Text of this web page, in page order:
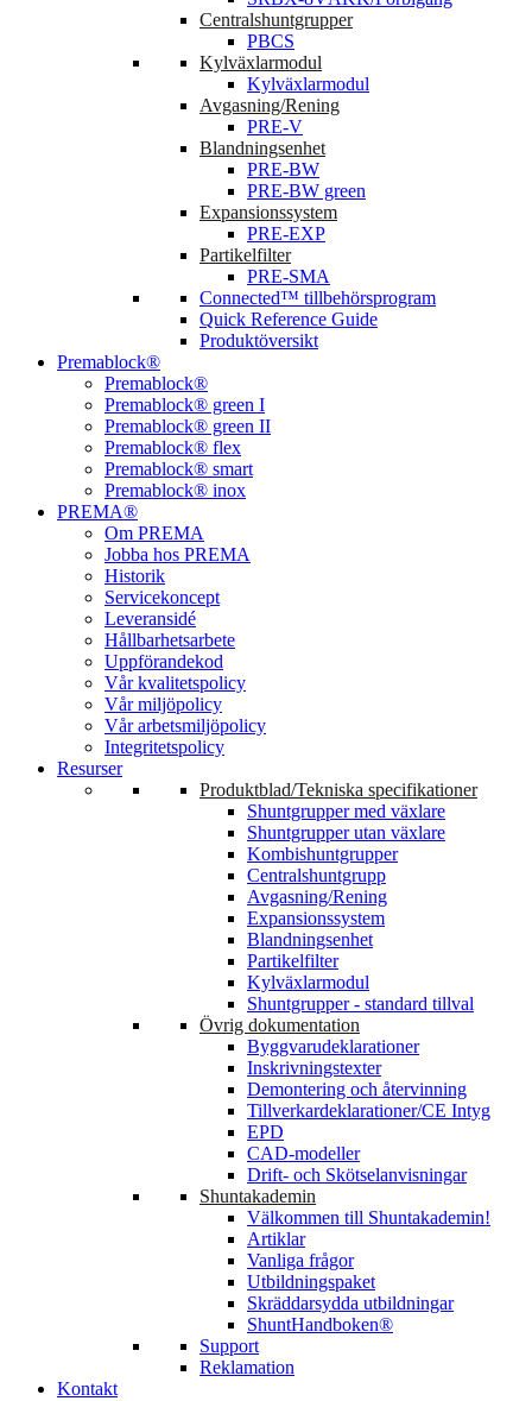
Centralshuntgrupper
PBCS
Kylväxlarmodul
Kylväxlarmodul
Avgasning/Rening
PRE-V
Blandningsenhet
PRE-BW
PRE-BW green
Expansionssystem
PRE-EXP
Partikelfilter
PRE-SMA
Connected™ tillbehörsprogram
Quick Reference Guide
Produktöversikt
Premablock®
Premablock®
Premablock® green I
Premablock® green II
Premablock® flex
Premablock® smart
Premablock® inox
PREMA®
Om PREMA
Jobba hos PREMA
Historik
Servicekoncept
Leveransidé
Hållbarhetsarbete
Uppförandekod
Vår kvalitetspolicy
Vår miljöpolicy
Vår arbetsmiljöpolicy
Integritetspolicy
Resurser
Produktblad/Tekniska specifikationer
Shuntgrupper med växlare
Shuntgrupper utan växlare
Kombishuntgrupper
Centralshuntgrupp
Avgasning/Rening
Expansionssystem
Blandningsenhet
Partikelfilter
Kylväxlarmodul
Shuntgrupper - standard tillval
Övrig dokumentation
Byggvarudeklarationer
Inskrivningstexter
Demontering och återvinning
Tillverkardeklarationer/CE Intyg
EPD
CAD-modeller
Drift- och Skötselanvisningar
Shuntakademin
Välkommen till Shuntakademin!
Artiklar
Vanliga frågor
Utbildningspaket
Skräddarsydda utbildningar
ShuntHandboken®
Support
Reklamation
Kontakt